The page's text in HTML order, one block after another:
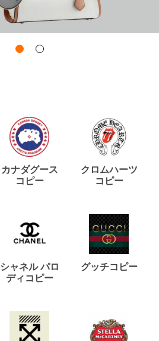
カナダグース
コピー
クロムハーツ
コピー
シャネル パロ
ディコピー
グッチコピー